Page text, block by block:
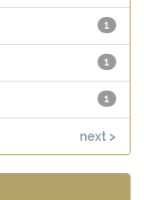
1
1
1
next >